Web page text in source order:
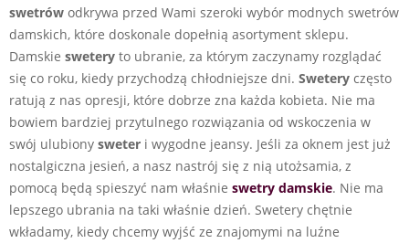
swetrów odkrywa przed Wami szeroki wybór modnych swetrów
damskich, które doskonale dopełnią asortyment sklepu.
Damskie swetery to ubranie, za którym zaczynamy rozglądać
się co roku, kiedy przychodzą chłodniejsze dni. Swetery często
ratują z nas opresji, które dobrze zna każda kobieta. Nie ma
bowiem bardziej przytulnego rozwiązania od wskoczenia w
swój ulubiony sweter i wygodne jeansy. Jeśli za oknem jest już
nostalgiczna jesień, a nasz nastrój się z nią utożsamia, z
pomocą będą spieszyć nam właśnie swetry damskie. Nie ma
lepszego ubrania na taki właśnie dzień. Swetery chętnie
wkładamy, kiedy chcemy wyjść ze znajomymi na luźne